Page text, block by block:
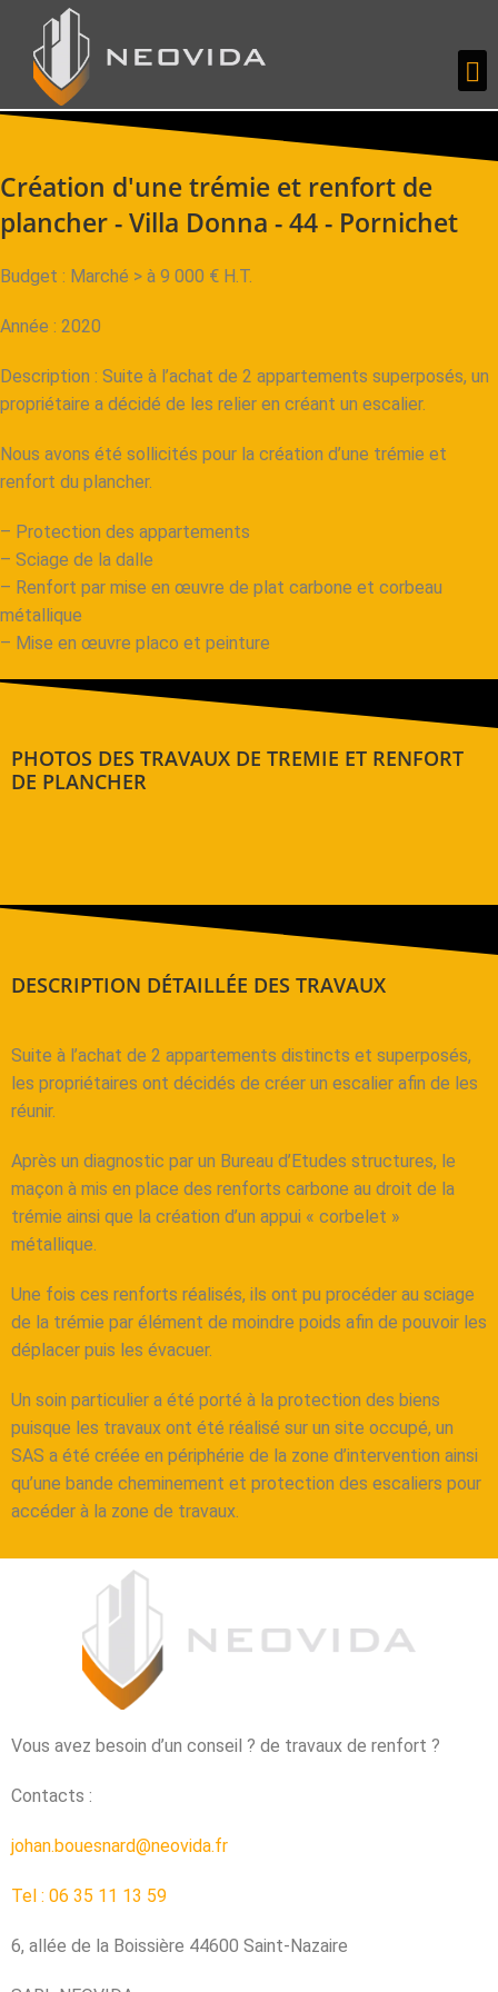
Création d'une trémie et renfort de
plancher - Villa Donna - 44 - Pornichet
Budget : Marché > à 9 000 € H.T.
Année : 2020
Description : Suite à l’achat de 2 appartements superposés, un
propriétaire a décidé de les relier en créant un escalier.
Nous avons été sollicités pour la création d’une trémie et
renfort du plancher.
– Protection des appartements
– Sciage de la dalle
– Renfort par mise en œuvre de plat carbone et corbeau
métallique
– Mise en œuvre placo et peinture
PHOTOS DES TRAVAUX DE TREMIE ET RENFORT
DE PLANCHER
DESCRIPTION DÉTAILLÉE DES TRAVAUX
Suite à l’achat de 2 appartements distincts et superposés,
les propriétaires ont décidés de créer un escalier afin de les
réunir.
Après un diagnostic par un Bureau d’Etudes structures, le
maçon à mis en place des renforts carbone au droit de la
trémie ainsi que la création d’un appui « corbelet »
métallique.
Une fois ces renforts réalisés, ils ont pu procéder au sciage
de la trémie par élément de moindre poids afin de pouvoir les
déplacer puis les évacuer.
Un soin particulier a été porté à la protection des biens
puisque les travaux ont été réalisé sur un site occupé, un
SAS a été créée en périphérie de la zone d’intervention ainsi
qu’une bande cheminement et protection des escaliers pour
accéder à la zone de travaux.
Vous avez besoin d’un conseil ? de travaux de renfort ?
Contacts :
johan.bouesnard@neovida.fr
Tel : 06 35 11 13 59
6, allée de la Boissière 44600 Saint-Nazaire